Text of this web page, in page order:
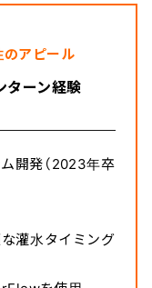
アピール
ターン経験
開発（2023年卒
灌水タイミング